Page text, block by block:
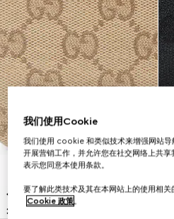
我们使用Cookie
我们使用 cookie 和类似技术来增强网站导
开展营销工作，并允许您在社交网络上共
表示您同意本使用条款。
要了解此类技术及其在本网站上的使用相
Cookie 政策。